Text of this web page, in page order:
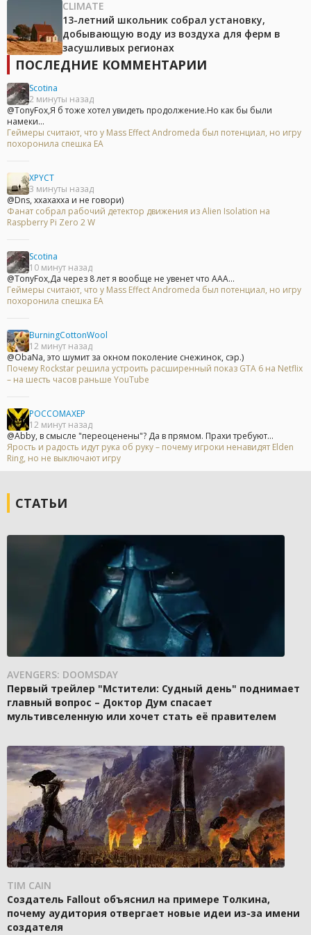
CLIMATE
13-летний школьник собрал установку,
добывающую воду из воздуха для ферм в
засушливых регионах
ПОСЛЕДНИЕ КОММЕНТАРИИ
Scotina
2 минуты назад
@TonyFox,Я б тоже хотел увидеть продолжение.Но как бы были
намеки...
Геймеры считают, что у Mass Effect Andromeda был потенциал, но игру
похоронила спешка EA
XPYCT
3 минуты назад
@Dns, ххахахха и не говори)
Фанат собрал рабочий детектор движения из Alien Isolation на
Raspberry Pi Zero 2 W
Scotina
10 минут назад
@TonyFox,Да через 8 лет я вообще не увенет что ААА...
Геймеры считают, что у Mass Effect Andromeda был потенциал, но игру
похоронила спешка EA
BurningCottonWool
12 минут назад
@ObaNa, это шумит за окном поколение снежинок, сэр.)
Почему Rockstar решила устроить расширенный показ GTA 6 на Netflix
– на шесть часов раньше YouTube
POCCOMAXEP
12 минут назад
@Abby, в смысле "переоценены"? Да в прямом. Прахи требуют...
Ярость и радость идут рука об руку – почему игроки ненавидят Elden
Ring, но не выключают игру
СТАТЬИ
AVENGERS: DOOMSDAY
Первый трейлер "Мстители: Судный день" поднимает
главный вопрос – Доктор Дум спасает
мультивселенную или хочет стать её правителем
TIM CAIN
Создатель Fallout объяснил на примере Толкина,
почему аудитория отвергает новые идеи из-за имени
создателя